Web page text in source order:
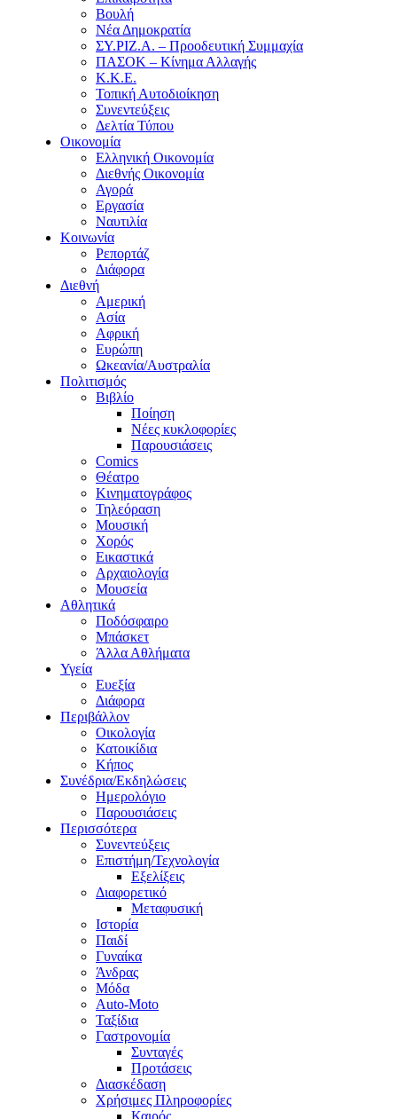
Βουλή
Νέα Δημοκρατία
ΣΥ.ΡΙΖ.Α. – Προοδευτική Συμμαχία
ΠΑΣΟΚ – Κίνημα Αλλαγής
Κ.Κ.Ε.
Τοπική Αυτοδιοίκηση
Συνεντεύξεις
Δελτία Τύπου
Οικονομία
Ελληνική Οικονομία
Διεθνής Οικονομία
Αγορά
Εργασία
Ναυτιλία
Κοινωνία
Ρεπορτάζ
Διάφορα
Διεθνή
Αμερική
Ασία
Αφρική
Ευρώπη
Ωκεανία/Αυστραλία
Πολιτισμός
Βιβλίο
Ποίηση
Νέες κυκλοφορίες
Παρουσιάσεις
Comics
Θέατρο
Κινηματογράφος
Τηλεόραση
Μουσική
Χορός
Εικαστικά
Αρχαιολογία
Μουσεία
Αθλητικά
Ποδόσφαιρο
Μπάσκετ
Άλλα Αθλήματα
Υγεία
Ευεξία
Διάφορα
Περιβάλλον
Οικολογία
Κατοικίδια
Κήπος
Συνέδρια/Εκδηλώσεις
Ημερολόγιο
Παρουσιάσεις
Περισσότερα
Συνεντεύξεις
Επιστήμη/Τεχνολογία
Εξελίξεις
Διαφορετικό
Μεταφυσική
Ιστορία
Παιδί
Γυναίκα
Άνδρας
Μόδα
Auto-Moto
Ταξίδια
Γαστρονομία
Συνταγές
Προτάσεις
Διασκέδαση
Χρήσιμες Πληροφορίες
Καιρός